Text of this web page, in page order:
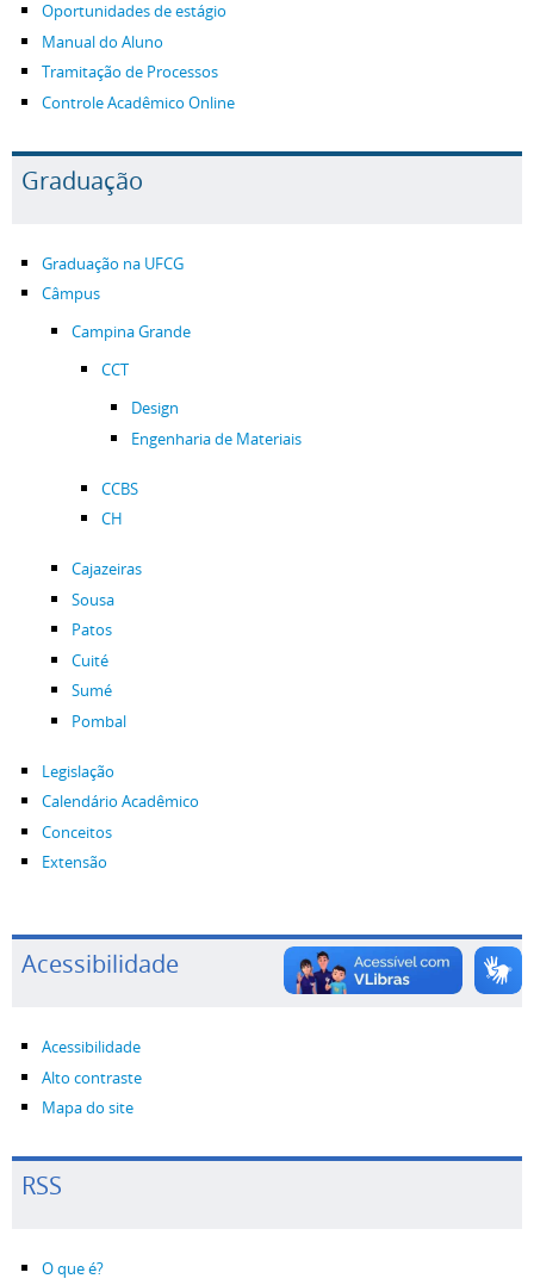
Oportunidades de estágio
Manual do Aluno
Tramitação de Processos
Controle Acadêmico Online
Graduação
Graduação na UFCG
Câmpus
Campina Grande
CCT
Design
Engenharia de Materiais
CCBS
CH
Cajazeiras
Sousa
Patos
Cuité
Sumé
Pombal
Legislação
Calendário Acadêmico
Conceitos
Extensão
Acessibilidade
Acessibilidade
Alto contraste
Mapa do site
RSS
O que é?